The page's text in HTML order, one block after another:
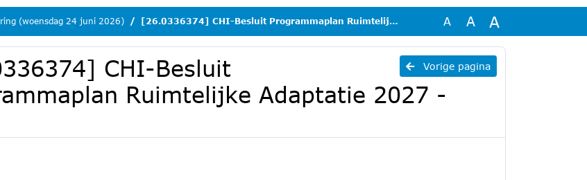
(woensdag 24 juni 2026) [26.0336374] CHI-Besluit Programmaplan Ruimtelijke Adaptatie 2027 - 2033 A A A
Vorige pagina
CHI-Besluit
Ruimtelijke Adaptatie 2027 -